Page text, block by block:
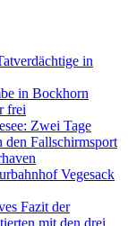
in
in Bockhorn
frei
Zwei Tage
Fallschirmsport
Vegesack
Fazit der